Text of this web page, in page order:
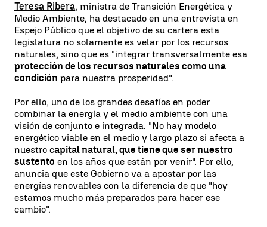
Teresa Ribera, ministra de Transición Energética y
Medio Ambiente, ha destacado en una entrevista en
Espejo Público que el objetivo de su cartera esta
legislatura no solamente es velar por los recursos
naturales, sino que es "integrar transversalmente esa
protección de los recursos naturales como una
condición para nuestra prosperidad".
Por ello, uno de los grandes desafíos en poder
combinar la energía y el medio ambiente con una
visión de conjunto e integrada. "No hay modelo
energético viable en el medio y largo plazo si afecta a
nuestro capital natural, que tiene que ser nuestro
sustento en los años que están por venir". Por ello,
anuncia que este Gobierno va a apostar por las
energías renovables con la diferencia de que "hoy
estamos mucho más preparados para hacer ese
cambio".